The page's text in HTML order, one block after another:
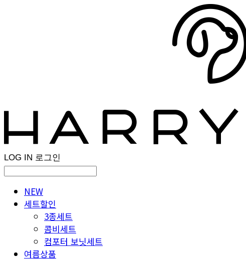
LOG IN 로그인
NEW
세트할인
3종세트
콤비세트
컴포터 보닛세트
여름상품